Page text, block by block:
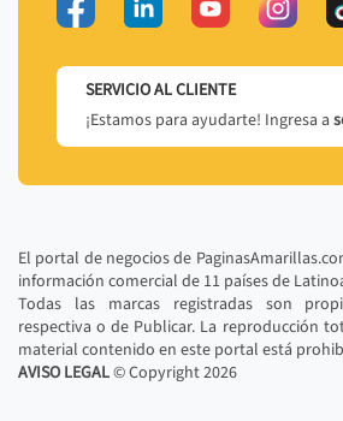
SERVICIO AL CLIENTE
¡Estamos para ayudarte! Ingresa a
El portal de negocios de
información comercial de 11 países de
Todas las marcas registradas son
respectiva o de Publicar. La reproducción
material contenido en este portal está
AVISO LEGAL© Copyright2026